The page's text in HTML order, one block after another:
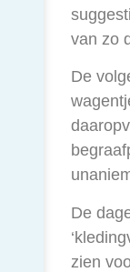
van zo
De
De
zien